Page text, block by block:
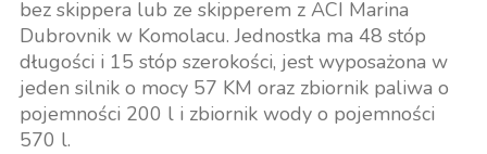
bez skippera lub ze skipperem z ACI Marina
Dubrovnik w Komolacu. Jednostka ma 48 stóp
długości i 15 stóp szerokości, jest wyposażona w
jeden silnik o mocy 57 KM oraz zbiornik paliwa o
pojemności 200 l i zbiornik wody o pojemności
570 l.